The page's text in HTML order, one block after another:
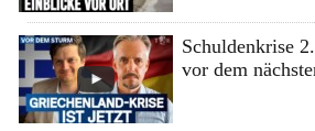
Schuldenkrise
vor dem